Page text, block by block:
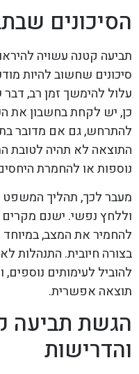
הסיכונים
תביעה קטנה עשויה
סיכונים שחשוב להיות
עלול להימשך זמן רב, דבר
כן, יש לקחת בחשבון את
להתרחש, גם אם מדובר
התוצאה לא תהיה לטובת
נוספות או להחמרת
מעבר לכך, תהליך
וללחץ נפשי. ישנם
להחמיר את המצב,
בצורה חיובית. התנהלות
להוביל לעימותים
תוצאה אפשרית.
הגשת תביעה
והדרישות